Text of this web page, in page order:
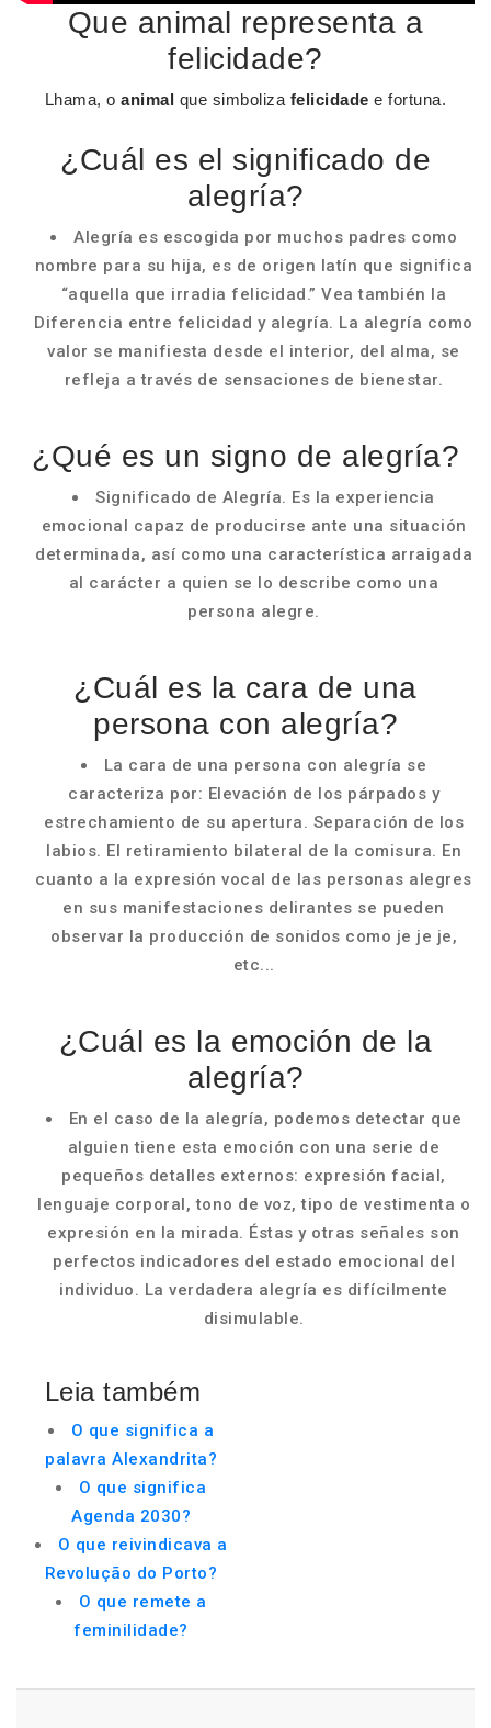
Que animal representa a
felicidade?
Lhama, oanimal que simboliza felicidade e fortuna.
¿Cuál es el significado de
alegría?
Alegría es escogida por muchos padres como
nombre para su hija, es de origen latín que significa
“aquella que irradia felicidad.” Vea también la
Diferencia entre felicidad y alegría. La alegría como
valor se manifiesta desde el interior, del alma, se
refleja a través de sensaciones de bienestar.
¿Qué es un signo de alegría?
Significado de Alegría. Es la experiencia
emocional capaz de producirse ante una situación
determinada, así como una característica arraigada
al carácter a quien se lo describe como una
persona alegre.
¿Cuál es la cara de una
persona con alegría?
La cara de una persona con alegría se
caracteriza por: Elevación de los párpados y
estrechamiento de su apertura. Separación de los
labios. El retiramiento bilateral de la comisura. En
cuanto a la expresión vocal de las personas alegres
en sus manifestaciones delirantes se pueden
observar la producción de sonidos como je je je,
etc...
¿Cuál es la emoción de la
alegría?
En el caso de la alegría, podemos detectar que
alguien tiene esta emoción con una serie de
pequeños detalles externos: expresión facial,
lenguaje corporal, tono de voz, tipo de vestimenta o
expresión en la mirada. Éstas y otras señales son
perfectos indicadores del estado emocional del
individuo. La verdadera alegría es difícilmente
disimulable.
Leia também
O que significa a
palavra Alexandrita?
O que significa
Agenda 2030?
O que reivindicava a
Revolução do Porto?
O que remete a
feminilidade?